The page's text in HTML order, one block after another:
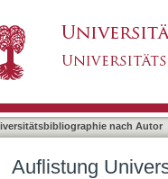
nach Autor
Auflistung